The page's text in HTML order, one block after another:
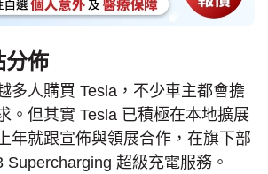
分佈
多人購買 Tesla，不少車主都會擔
。但其實 Tesla 已積極在本地擴展
年就跟宣佈與領展合作，在旗下部
Supercharging 超級充電服務。